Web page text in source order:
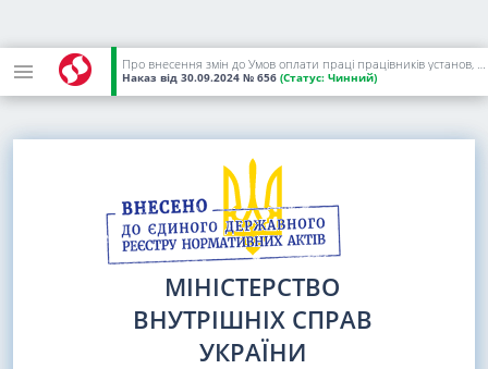
Про внесення змін до Умов оплати праці працівників установ, що належать до сфери управління МВС
Наказ від 30.09.2024 № 656 (Статус: Чинний)
МІНІСТЕРСТВО
ВНУТРІШНІХ СПРАВ
УКРАЇНИ